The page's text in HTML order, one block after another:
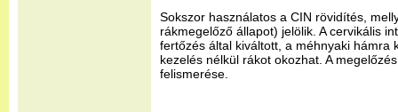
Sokszor használatos a CIN rövidítés,
rákmegelőző állapot) jelölik. A cervikális
fertőzés által kiváltott, a méhnyaki hámra
kezelés nélkül rákot okozhat. A
felismerése.